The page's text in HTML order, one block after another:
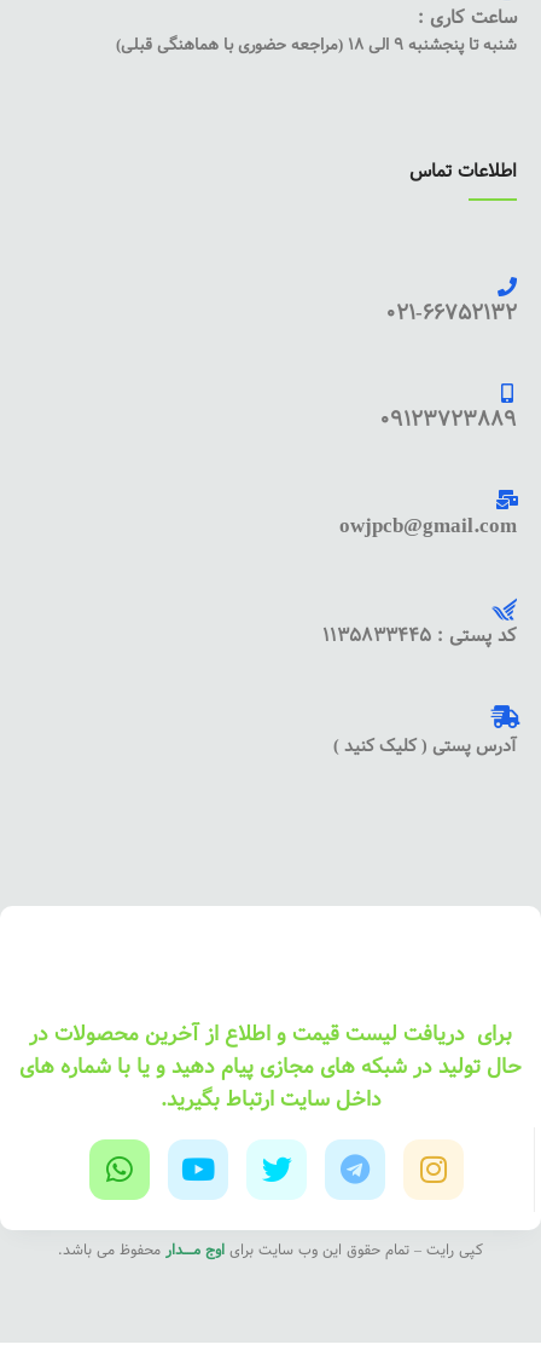
ساعت کاری :
شنبه تا پنجشنبه 9 الی 18 (مراجعه حضوری با هماهنگی قبلی)
اطلاعات تماس
021-66752132
09123723889
owjpcb@gmail.com
کد پستی : 1135833445
آدرس پستی ( کلیک کنید )
برای دریافت لیست قیمت و اطلاع از آخرین محصولات در
حال تولید در شبکه های مجازی پیام دهید و یا با شماره های
داخل سایت ارتباط بگیرید.
کپی رایت – تمام حقوق این وب سایت برای اوج مــــدار محفوظ می باشد.